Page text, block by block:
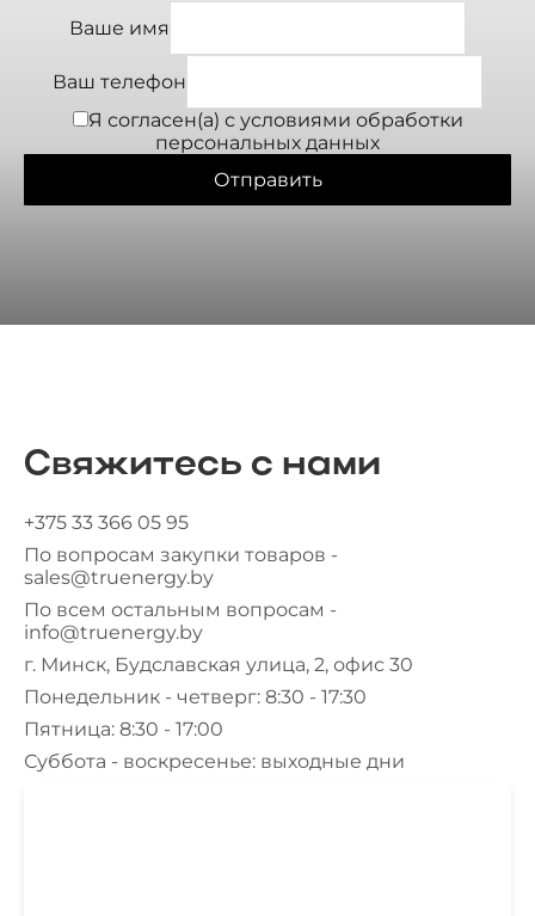
Ваше имя
Ваш телефон
Я согласен(а) с условиями обработки
персональных данных
Отправить
Свяжитесь с нами
+375 33 366 05 95
По вопросам закупки товаров -
sales@truenergy.by
По всем остальным вопросам -
info@truenergy.by
г. Минск, Будславская улица, 2, офис 30
Понедельник - четверг: 8:30 - 17:30
Пятница: 8:30 - 17:00
Суббота - воскресенье: выходные дни